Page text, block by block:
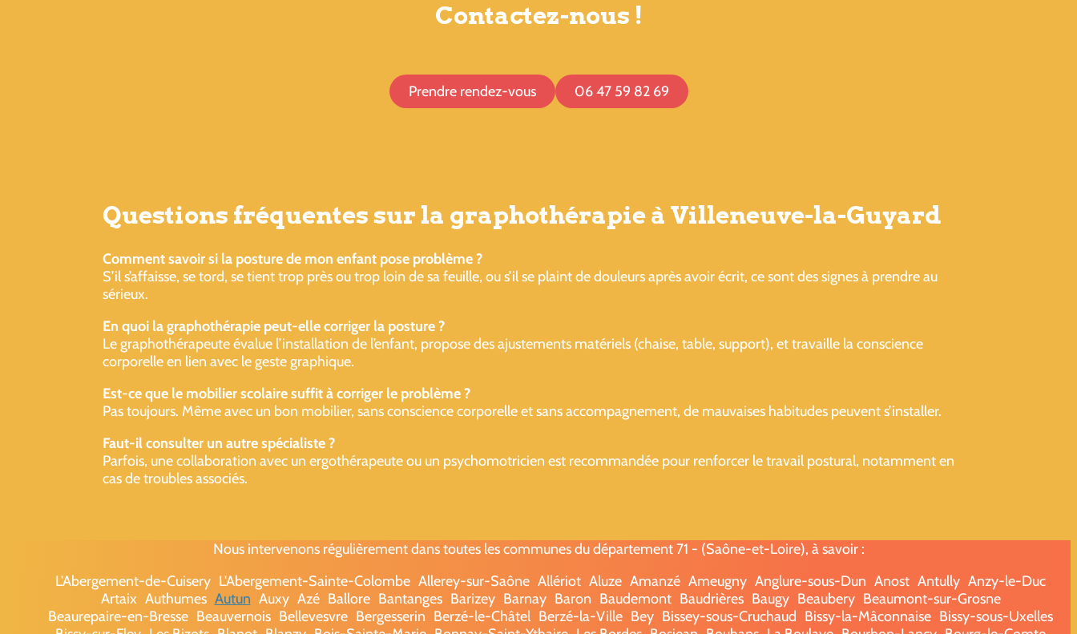
Contactez-nous !
Prendre rendez-vous 06 47 59 82 69
Questions fréquentes sur la graphothérapie à Villeneuve-la-Guyard
Comment savoir si la posture de mon enfant pose problème ?
S’il s’affaisse, se tord, se tient trop près ou trop loin de sa feuille, ou s’il se plaint de douleurs après avoir écrit, ce sont des signes à prendre au
sérieux.
En quoi la graphothérapie peut-elle corriger la posture ?
Le graphothérapeute évalue l’installation de l’enfant, propose des ajustements matériels (chaise, table, support), et travaille la conscience
corporelle en lien avec le geste graphique.
Est-ce que le mobilier scolaire suffit à corriger le problème ?
Pas toujours. Même avec un bon mobilier, sans conscience corporelle et sans accompagnement, de mauvaises habitudes peuvent s’installer.
Faut-il consulter un autre spécialiste ?
Parfois, une collaboration avec un ergothérapeute ou un psychomotricien est recommandée pour renforcer le travail postural, notamment en
cas de troubles associés.
Nous intervenons régulièrement dans toutes les communes du département 71 - (Saône-et-Loire), à savoir :
L'Abergement-de-Cuisery L'Abergement-Sainte-Colombe Allerey-sur-Saône Allériot Aluze Amanzé Ameugny Anglure-sous-Dun Anost Antully Anzy-le-Duc
Artaix Authumes Autun Auxy Azé Ballore Bantanges Barizey Barnay Baron Baudemont Baudrières Baugy Beaubery Beaumont-sur-Grosne
Beaurepaire-en-Bresse Beauvernois Bellevesvre Bergesserin Berzé-le-Châtel Berzé-la-Ville Bey Bissey-sous-Cruchaud Bissy-la-Mâconnaise Bissy-sous-Uxelles